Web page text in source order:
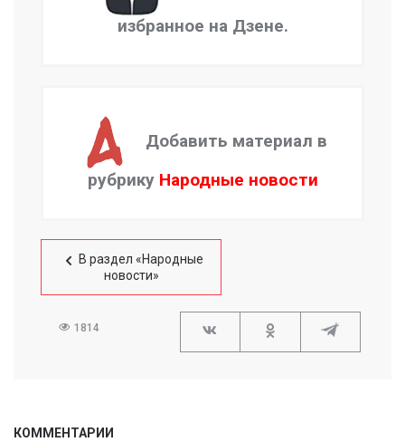
избранное на Дзене.
Добавить материал в
рубрику Народные новости
В раздел «Народные
новости»
1814
КОММЕНТАРИИ